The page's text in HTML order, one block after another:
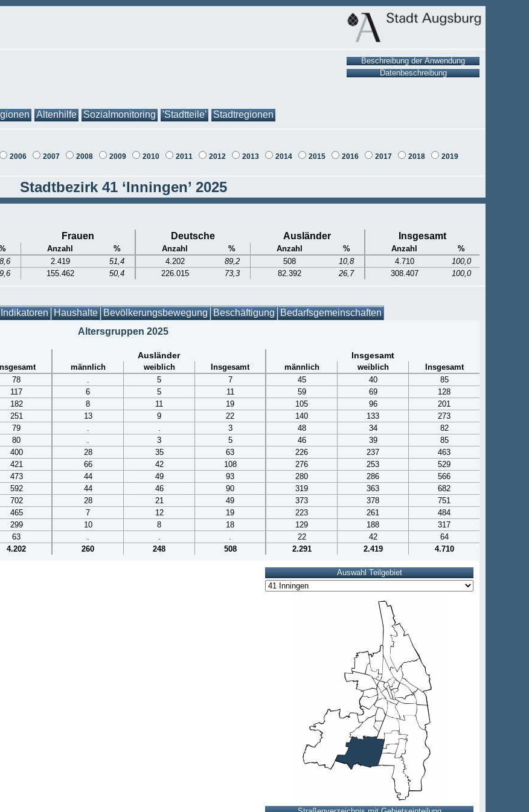
Altenhilfe Sozialmonitoring 'Stadtteile' Stadtregionen
2006 2007 2008 2009 2010 2011 2012 2013 2014 2015 2016 2017 2018
2019
Stadtbezirk 41 ‘Inningen’ 2025
Frauen Deutsche Ausländer Insgesamt
Anzahl % Anzahl % Anzahl % Anzahl
%
2.419 51,4 4.202 89,2 508 10,8 4.710
100,0
155.462 50,4 226.015 73,3 82.392 26,7 308.407 100,0
Indikatoren Haushalte Bevölkerungsbewegung Beschäftigung Bedarfsgemeinschaften
Altersgruppen 2025
Ausländer Insgesamt
Insgesamt männlich weiblich Insgesamt männlich weiblich
Insgesamt
78 . 5 7 45 40
85
117 6 5 11 59 69
128
182 8 11 19 105 96
201
251 13 9 22 140 133
273
79 . . 3 48 34
82
80 . 3 5 46 39
85
400 28 35 63 226 237
463
421 66 42 108 276 253
529
473 44 49 93 280 286
566
592 44 46 90 319 363
682
702 28 21 49 373 378
751
465 7 12 19 223 261
484
299 10 8 18 129 188
317
63 . . . 22 42
64
4.202 260 248 508 2.291 2.419 4.710